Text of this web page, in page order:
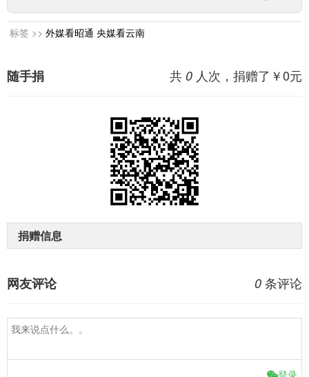
标签 >> 外媒看昭通 央媒看云南
共 0 人次，捐赠了￥0元
随手捐
捐赠信息
0 条评论
网友评论